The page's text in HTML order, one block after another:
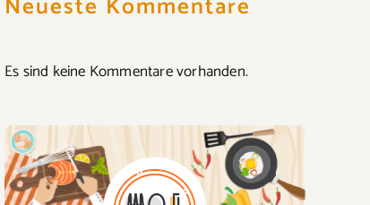
Es sind keine Kommentare vorhanden.